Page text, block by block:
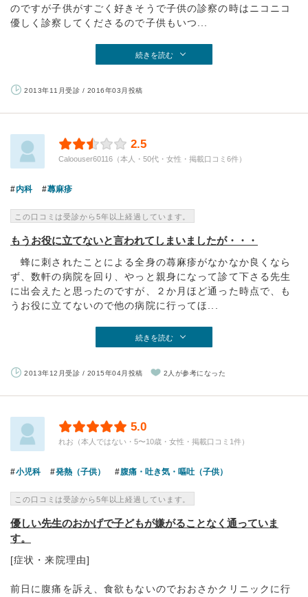
のですが子供がすごく好きそうで子供の診察の時はニコニコ
優しく診察してくださるので子供もいつ...
続きを読む
2013年11月受診 / 2016年03月投稿
2.5
Caloouser60116（本人・50代・女性・掲載口コミ6件）
内科 蕁麻疹
この口コミは受診から5年以上経過しています。
もうお役に立てないと言われてしまいましたが・・・
蜂に刺されたことによる全身の蕁麻疹がなかなか良くなら
ず、数軒の病院を回り、やっと親身になって診て下さる先生
に出会えたと思ったのですが、２か月ほど通った時点で、も
うお役に立てないので他の病院に行ってほ...
続きを読む
2013年12月受診 / 2015年04月投稿 2人が参考になった
5.0
れお（本人ではない・5〜10歳・女性・掲載口コミ1件）
小児科 発熱（子供） 腹痛・吐き気・嘔吐（子供）
この口コミは受診から5年以上経過しています。
優しい先生のおかげで子どもが嫌がることなく通っていま
す。
[症状・来院理由]
前日に腹痛を訴え、食欲もないのでおおさかクリニックに行